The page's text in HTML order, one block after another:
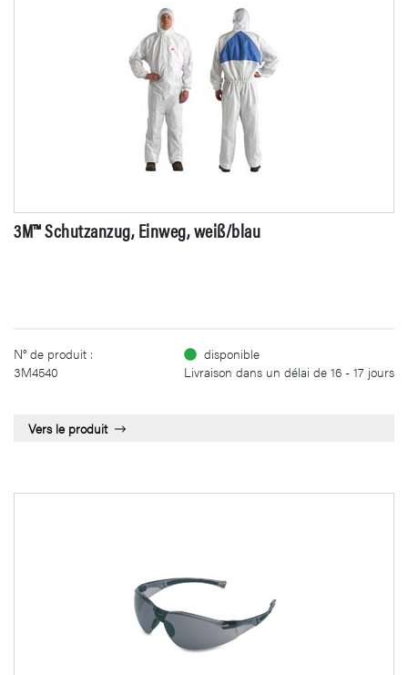
3M™ Schutzanzug, Einweg, weiß/blau
N° de produit :
3M4540
disponible
Livraison dans un délai de 16 - 17 jours
Vers le produit